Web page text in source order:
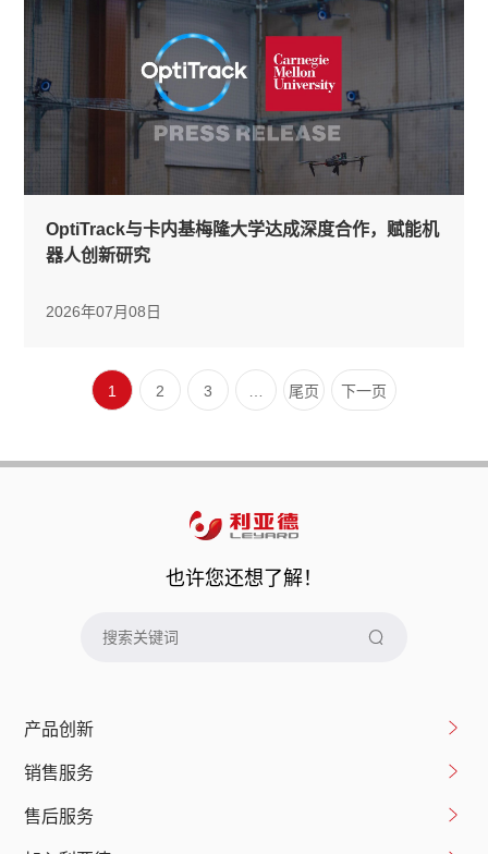
OptiTrack与卡内基梅隆大学达成深度合作，赋能机
器人创新研究
2026年07月08日
1 2 3 尾页 下一页
也许您还想了解！
产品创新
销售服务
售后服务